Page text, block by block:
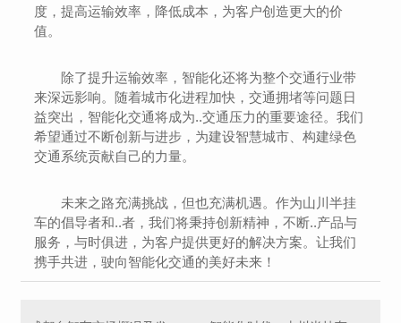
度，提高运输效率，降低成本，为客户创造更大的价
值。
除了提升运输效率，智能化还将为整个交通行业带
来深远影响。随着城市化进程加快，交通拥堵等问题日
益突出，智能化交通将成为..交通压力的重要途径。我们
希望通过不断创新与进步，为建设智慧城市、构建绿色
交通系统贡献自己的力量。
未来之路充满挑战，但也充满机遇。作为山川半挂
车的倡导者和..者，我们将秉持创新精神，不断..产品与
服务，与时俱进，为客户提供更好的解决方案。让我们
携手共进，驶向智能化交通的美好未来！